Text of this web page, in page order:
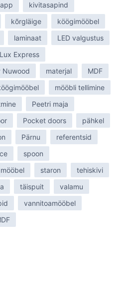
kivitasapind
kõrgläige
köögimööbel
laminaat
LED valgustus
Lux Express
Nuwood
materjal
MDF
mööbli tellimine
Peetri maja
Pocket doors
pähkel
Pärnu
referentsid
spoon
staron
tehiskivi
täispuit
valamu
vannitoamööbel